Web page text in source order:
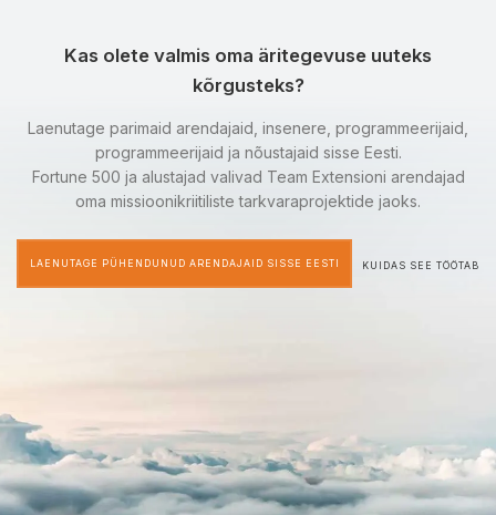
Kas olete valmis oma äritegevuse uuteks
kõrgusteks?
Laenutage parimaid arendajaid, insenere, programmeerijaid,
programmeerijaid ja nõustajaid sisse Eesti.
Fortune 500 ja alustajad valivad Team Extensioni arendajad
oma missioonikriitiliste tarkvaraprojektide jaoks.
LAENUTAGE PÜHENDUNUD ARENDAJAID SISSE EESTI KUIDAS SEE TÖÖTAB